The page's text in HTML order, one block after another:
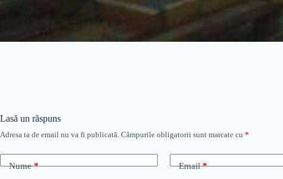
Lasă un răspuns
Adresa ta de email nu va fi publicată. Câmpurile obligatorii sunt marcate cu *
Nume* Email*